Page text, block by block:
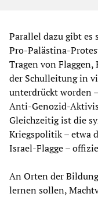
Parallel dazu gibt es
Pro-Palästina-
Tragen von Flaggen,
der Schulleitung in
unterdrückt worden
Anti-Genozid-
Gleichzeitig ist die
Kriegspolitik – etwa
Israel-Flagge –
An Orten der
lernen sollen,